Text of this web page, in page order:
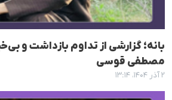
بانە؛ گزارشی از تداوم بازداشت و
مصطفی قوسی
۲ آذر ۱۴۰۴، ۱۳:۱۴